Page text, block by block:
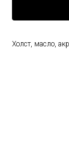
Холст, масло,